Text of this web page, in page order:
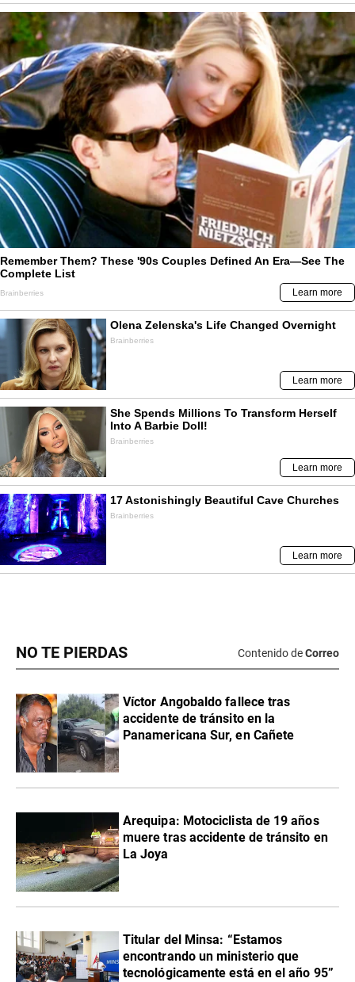
NO TE PIERDAS Contenido deCorreo
Víctor Angobaldo fallece tras
accidente de tránsito en la
Panamericana Sur, en Cañete
Arequipa: Motociclista de 19 años
muere tras accidente de tránsito en
La Joya
Titular del Minsa: “Estamos
encontrando un ministerio que
tecnológicamente está en el año 95”